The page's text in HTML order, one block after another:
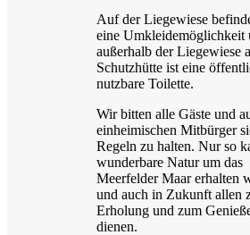
Auf der Liegewiese
eine Umkleidemöglichkeit
außerhalb der Liegewiese
Schutzhütte ist eine
nutzbare Toilette.
Wir bitten alle Gäste und
einheimischen Mitbürger
Regeln zu halten. Nur so
wunderbare Natur um das
Meerfelder Maar erhalten
und auch in Zukunft allen
Erholung und zum
dienen.